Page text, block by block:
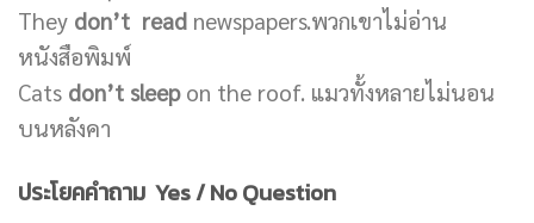
They don’t read newspapers.พวกเขาไม่อ่าน
หนังสือพิมพ์
Cats don’t sleepon the roof. แมวทั้งหลายไม่นอน
บนหลังคา
ประโยคคำถาม Yes / No Question